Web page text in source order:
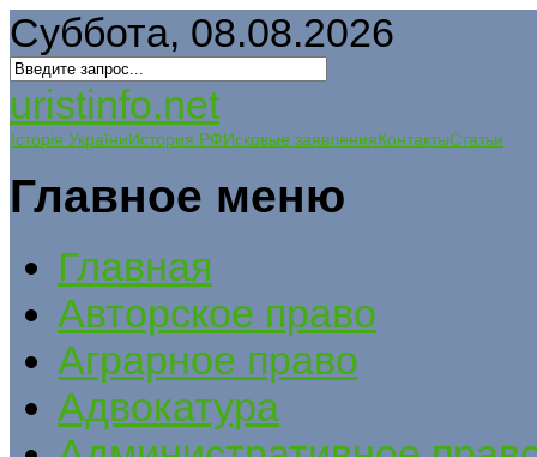
Суббота, 08.08.2026
uristinfo.net
Історія УкраїниИстория РФИсковые заявленияКонтактыСтатьи
Главное меню
Главная
Авторское право
Аграрное право
Адвокатура